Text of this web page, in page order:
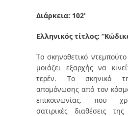
Διάρκεια: 102′
Ελληνικός τίτλος:
Το σκηνοθετικό
μοιάζει εξαρχής να
τερέν. Το σκηνικό
απομόνωσης από τον
επικοινωνίας, που
σατιρικές διαθέσεις